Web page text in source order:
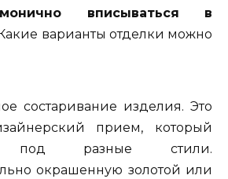
вписываться в
варианты отделки можно
состаривание изделия. Это
прием, который
под разные стили.
окрашенную золотой или